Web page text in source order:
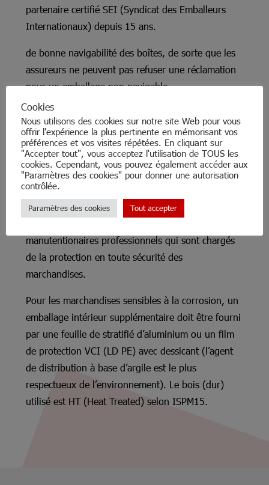
partenaire certifié SEI (Syndicat des Emballeurs
Internationaux) depuis 15 ans.
de bonne navigabilité des boîtes, de sorte que les
assureurs ne peuvent pas refuser une réclamation
pour un emballage non navigable.
L’application de la norme SEI est également
indiquée sur la boîte. Voir aussi le lien sur notre
site internet :http://www.tpl.be/global-project-
services/marine-insurance.
décoloration, l’oxydation, etc. C’est pourquoi la
fabrication de ces caisses maritimes est sur mesure.
manutentionaires professionnels qui sont chargés
de la protection en toute sécurité des
marchandises.
Pour les marchandises sensibles à la corrosion, un
emballage intérieur supplémentaire doit être fourni
par une feuille de stratifié d’aluminium ou un film
de protection VCI (LD PE) avec dessicant (l’agent
de distribution à base d’argile est le plus
respectueux de l’environnement). Le bois (dur)
utilisé est HT (Heat Treated) selon ISPM15.
Cookies
Nous utilisons des cookies sur notre site Web pour vous
offrir l'expérience la plus pertinente en mémorisant vos
préférences et vos visites répétées. En cliquant sur
"Accepter tout", vous acceptez l'utilisation de TOUS les
cookies. Cependant, vous pouvez également accéder aux
"Paramètres des cookies" pour donner une autorisation
contrôlée.
Paramètres des cookies Tout accepter